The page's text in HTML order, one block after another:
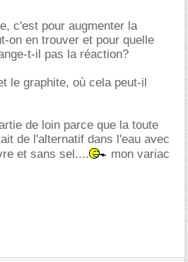
c'est pour augmenter la
on en trouver et pour quelle
t-il pas la réaction?
le graphite, où cela peut-il
de loin parce que la toute
de l'alternatif dans l'eau avec
et sans sel....
mon variac